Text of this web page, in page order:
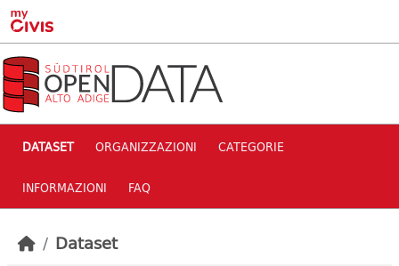
Skip to main content
DATASET ORGANIZZAZIONI CATEGORIE
INFORMAZIONI FAQ
Dataset